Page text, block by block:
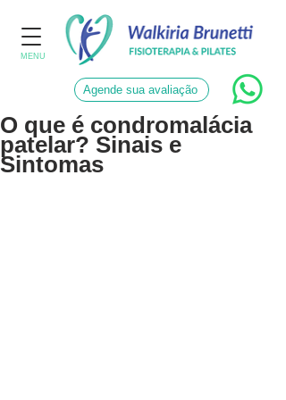
MENU
Agende sua avaliação
O que é condromalácia
patelar? Sinais e
Sintomas